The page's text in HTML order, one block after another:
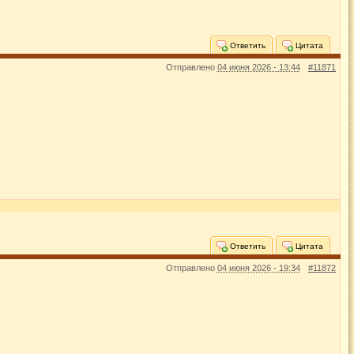
Цитата
Ответить
#11871
Отправлено 04 июня 2026 - 13:44
Цитата
Ответить
#11872
Отправлено 04 июня 2026 - 19:34